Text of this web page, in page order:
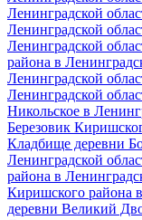
Ленинградской
Ленинградской
Ленинградской
района в
Ленинградской
Ленинградской
Никольское в
Березовик
Кладбище деревни
Ленинградской
района в
Киришского района
деревни Великий